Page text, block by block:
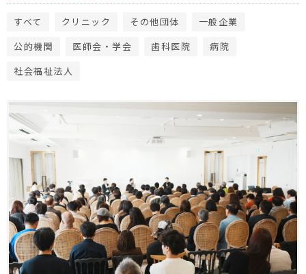
すべて クリニック その他団体
一般企業
公的機関
医師会・学会 歯科医院
病院
社会福祉法人